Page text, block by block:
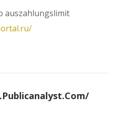
auszahlungslimit